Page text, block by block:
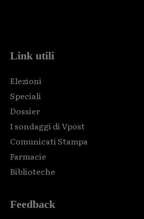
Link utili
Elezioni
Speciali
Dossier
I sondaggi di Vpost
Comunicati Stampa
Farmacie
Biblioteche
Feedback